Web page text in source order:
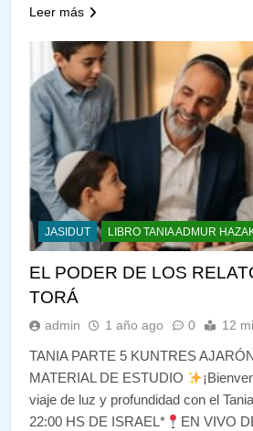
Leer más
JASIDUT LIBRO TANIA ADMUR
EL PODER DE LOS
TORÁ
admin 1 año ago 0 12
TANIA PARTE 5 KUNTRES
MATERIAL DE ESTUDIO
viaje de luz y profundidad con el
22:00 HS DE ISRAEL*
EN VIVO